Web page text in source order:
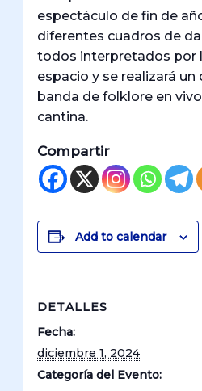
espectáculo de fin de
diferentes cuadros de
todos interpretados por
espacio y se realizará un
banda de folklore en
cantina.
Compartir
Add to calendar
DETALLES
Fecha:
diciembre 1, 2024
Categoría del Evento: